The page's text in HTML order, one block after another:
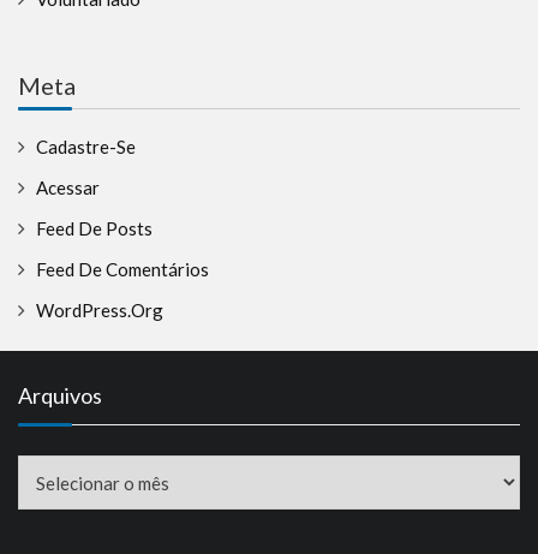
Meta
Cadastre-Se
Acessar
Feed De Posts
Feed De Comentários
WordPress.org
Arquivos